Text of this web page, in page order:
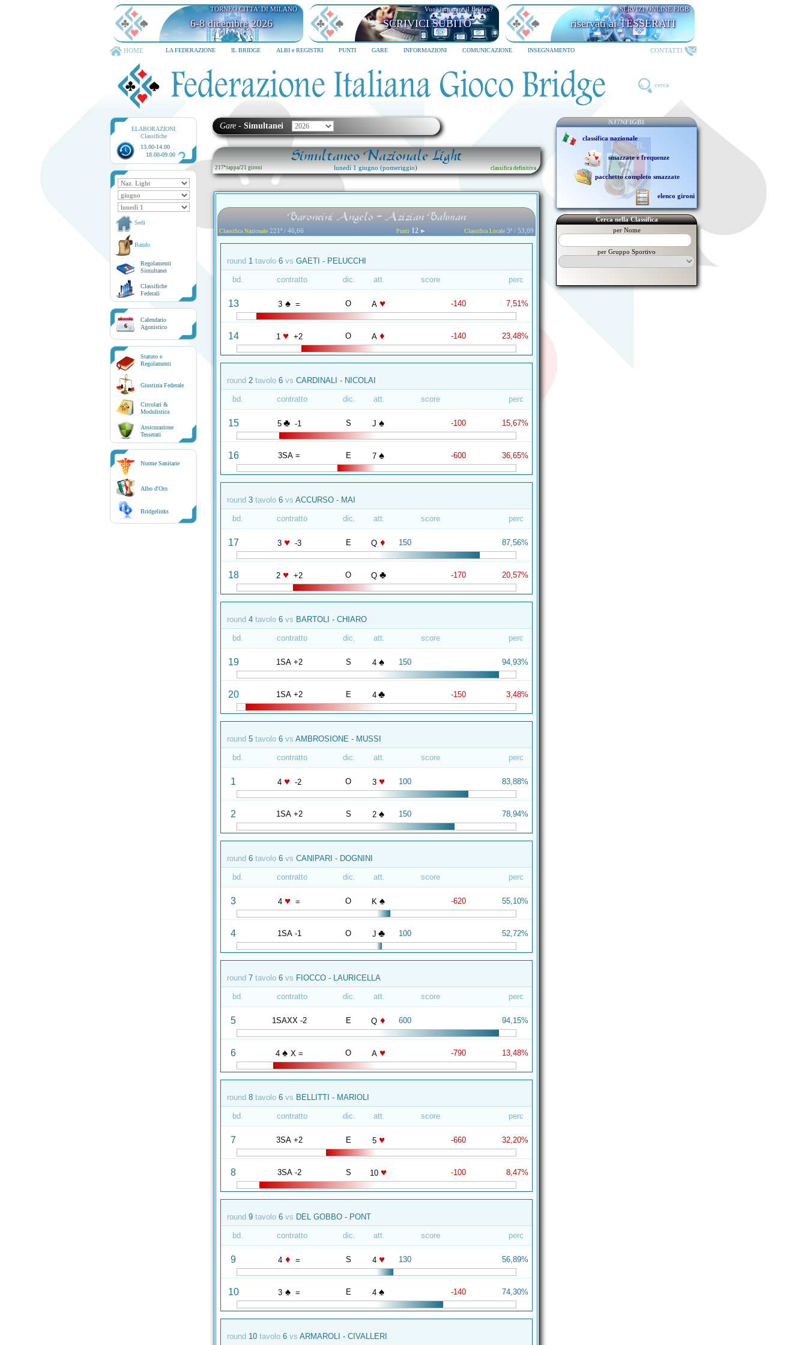
TORNEO CITTA' DI MILANO
6-8 dicembre 2026
Vuoi imparare il Bridge?
SCRIVICI SUBITO
SERVIZI ONLINE FIGB
riservati ai TESSERATI
HOME LA FEDERAZIONE IL BRIDGE ALBI e REGISTRI PUNTI GARE INFORMAZIONI COMUNICAZIONE INSEGNAMENTO CONTATTI
cerca
ELABORAZIONI
Classifiche
13.00-14.00
18.00-09.00
Sedi
Bando
Regolamenti
Simultanei
Classifiche
Federali
6
Calendario
Agonistico
Statuto e
Regolamenti
Giustizia Federale
Circolari &
Modulistica
Assicurazione
Tesserati
Norme Sanitarie
Albo d'Oro
Bridgelinks
Gare - Simultanei
Simultaneo Nazionale Light
217ª tappa/21 gironi lunedì 1 giugno (pomeriggio) classifica definitiva
Baroncini Angelo - Azizian Bahman
Classifica Nazionale 221ª / 46,66 Punti 12 ► Classifica Locale 3ª / 53,09
round 1 tavolo 6 vs GAETI - PELUCCHI
bd. contratto dic. att. score perc
13 3 ♠ = O A ♥ -140 7,51%
14 1 ♥ +2 O A ♦ -140 23,48%
round 2 tavolo 6 vs CARDINALI - NICOLAI
bd. contratto dic. att. score perc
15 5 ♣ -1 S J ♠ -100 15,67%
16 3SA = E 7 ♠ -600 36,65%
round 3 tavolo 6 vs ACCURSO - MAI
bd. contratto dic. att. score perc
17 3 ♥ -3 E Q ♦ 150 87,56%
18 2 ♥ +2 O Q ♣ -170 20,57%
round 4 tavolo 6 vs BARTOLI - CHIARO
bd. contratto dic. att. score perc
19 1SA +2 S 4 ♠ 150 94,93%
20 1SA +2 E 4 ♣ -150 3,48%
round 5 tavolo 6 vs AMBROSIONE - MUSSI
bd. contratto dic. att. score perc
1 4 ♥ -2 O 3 ♥ 100 83,88%
2 1SA +2 S 2 ♠ 150 78,94%
round 6 tavolo 6 vs CANIPARI - DOGNINI
bd. contratto dic. att. score perc
3 4 ♥ = O K ♠ -620 55,10%
4 1SA -1 O J ♣ 100 52,72%
round 7 tavolo 6 vs FIOCCO - LAURICELLA
bd. contratto dic. att. score perc
5 1SAXX -2 E Q ♦ 600 94,15%
6 4 ♠ X = O A ♥ -790 13,48%
round 8 tavolo 6 vs BELLITTI - MARIOLI
bd. contratto dic. att. score perc
7 3SA +2 E 5 ♥ -660 32,20%
8 3SA -2 S 10 ♥ -100 8,47%
round 9 tavolo 6 vs DEL GOBBO - PONT
bd. contratto dic. att. score perc
9 4 ♦ = S 4 ♥ 130 56,89%
10 3 ♠ = E 4 ♠ -140 74,30%
round 10 tavolo 6 vs ARMAROLI - CIVALLERI
NJ7NFIGB1
classifica nazionale
smazzate e frequenze
pacchetto completo smazzate
elenco gironi
Cerca nella Classifica
per Nome
per Gruppo Sportivo